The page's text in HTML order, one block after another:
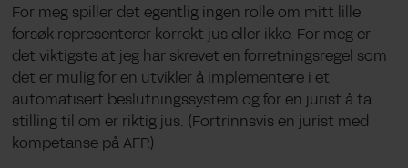
For meg spiller det egentlig ingen rolle om mitt lille
forsøk representerer korrekt jus eller ikke. For meg er
det viktigste at jeg har skrevet en forretningsregel som
det er mulig for en utvikler å implementere i et
automatisert beslutningssystem og for en jurist å ta
stilling til om er riktig jus. (Fortrinnsvis en jurist med
kompetanse på AFP.)